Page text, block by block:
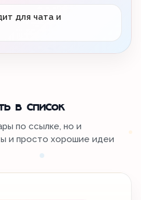
для чата и
в список
по ссылке, но и
и просто хорошие идеи